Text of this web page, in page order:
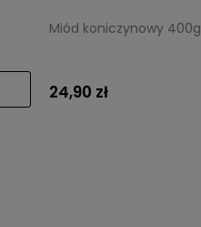
Miód koniczynowy 400g
24,90 zł